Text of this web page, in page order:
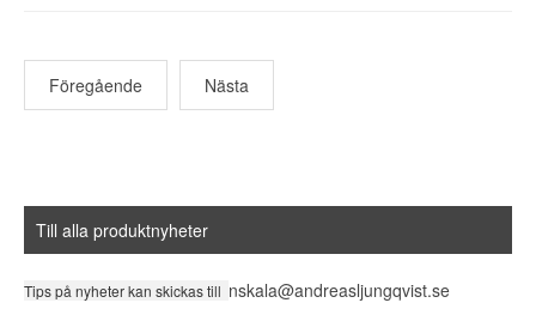
Föregående Nästa
Till alla produktnyheter
Tips på nyheter kan skickas till nskala@andreasljungqvist.se